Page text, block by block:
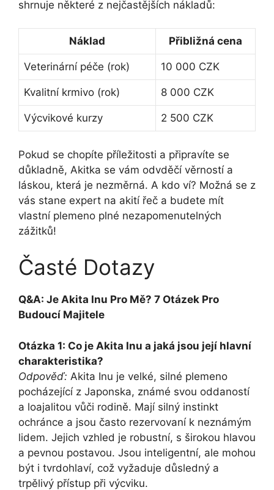
shrnuje některé z nejčastějších nákladů:
Náklad Přibližná cena
Veterinární péče (rok) 10 000 CZK
Kvalitní krmivo (rok) 8 000 CZK
Výcvikové kurzy 2 500 CZK
Pokud se chopíte příležitosti a připravíte se
důkladně, Akitka se vám odvděčí věrností a
láskou, která je nezměrná. A kdo ví? Možná se z
vás stane expert na akití řeč a budete mít
vlastní plemeno plné nezapomenutelných
zážitků!
Časté Dotazy
Q&A: Je Akita Inu Pro Mě? 7 Otázek Pro
Budoucí Majitele
Otázka 1: Co je Akita Inu a jaká jsou její hlavní
charakteristika?
Odpověď: Akita Inu je velké, silné plemeno
pocházející z Japonska, známé svou oddaností
a loajalitou vůči rodině. Mají silný instinkt
ochránce a jsou často rezervovaní k neznámým
lidem. Jejich vzhled je robustní, s širokou hlavou
a pevnou postavou. Jsou inteligentní, ale mohou
být i tvrdohlaví, což vyžaduje důsledný a
trpělivý přístup při výcviku.